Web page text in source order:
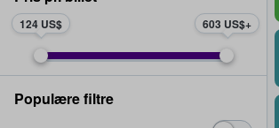
124 US$ 603 US$
Populære filtre